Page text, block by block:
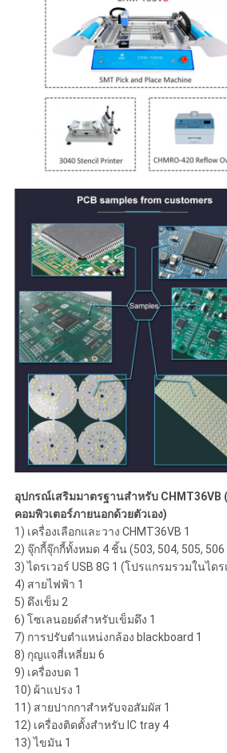
อุปกรณ์เสริมมาตรฐานสําหรับ CHMT36VB
คอมพิวเตอร์ภายนอกด้วยตัวเอง)
1) เครื่องเลือกและวาง CHMT36VB 1
2) จุ๊กกี้จุ๊กกี้ทั้งหมด 4 ชิ้น (503, 504, 505,
3) ไดรเวอร์ USB 8G 1 (โปรแกรมรวมในไดร
4) สายไฟฟ้า 1
5) ดึงเข็ม 2
6) โซเลนอยด์สําหรับเข็มดึง 1
7) การปรับตําแหน่งกล้อง blackboard 1
8) กุญแจสี่เหลี่ยม 6
9) เครื่องบด 1
10) ผ้าแปรง 1
11) สายปากกาสําหรับจอสัมผัส 1
12) เครื่องติดตั้งสําหรับ IC tray 4
13) ไขมัน 1